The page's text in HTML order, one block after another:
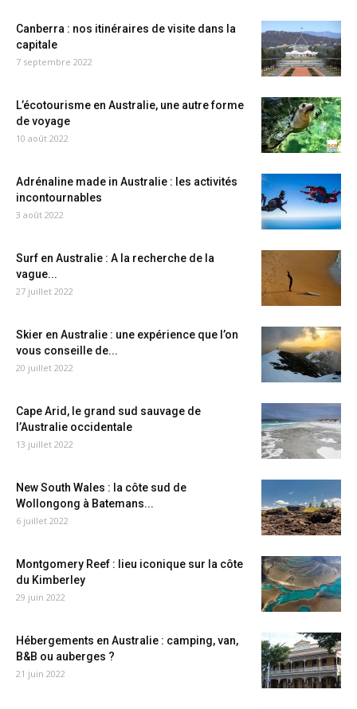
Canberra : nos itinéraires de visite dans la
capitale
7 septembre 2022
L’écotourisme en Australie, une autre forme
de voyage
10 août 2022
Adrénaline made in Australie : les activités
incontournables
3 août 2022
Surf en Australie : A la recherche de la
vague...
27 juillet 2022
Skier en Australie : une expérience que l’on
vous conseille de...
20 juillet 2022
Cape Arid, le grand sud sauvage de
l’Australie occidentale
13 juillet 2022
New South Wales : la côte sud de
Wollongong à Batemans...
6 juillet 2022
Montgomery Reef : lieu iconique sur la côte
du Kimberley
29 juin 2022
Hébergements en Australie : camping, van,
B&B ou auberges ?
21 juin 2022